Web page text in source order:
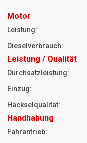
Motor
Leistung:
Dieselverbrauch:
Leistung / Qualität
Durchsatzleistung:
Einzug:
Häckselqualität:
Handhabung
Fahrantrieb: